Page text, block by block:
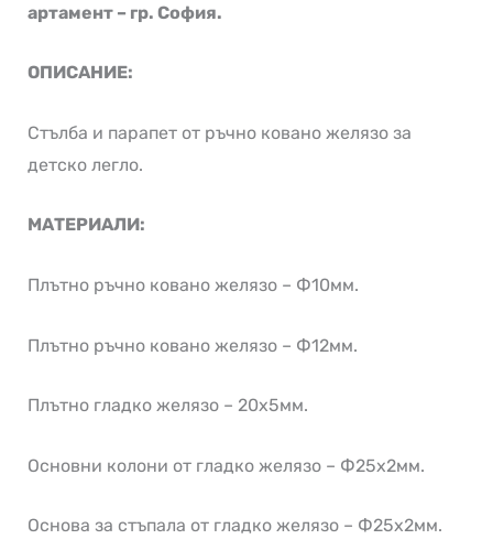
артамент – гр. София.
ОПИСАНИЕ:
Стълба и парапет от ръчно ковано желязо за
детско легло.
МАТЕРИАЛИ:
Плътно ръчно ковано желязо – Ф10мм.
Плътно ръчно ковано желязо – Ф12мм.
Плътно гладко желязо – 20х5мм.
Основни колони от гладко желязо – Ф25х2мм.
Основа за стъпала от гладко желязо – Ф25х2мм.